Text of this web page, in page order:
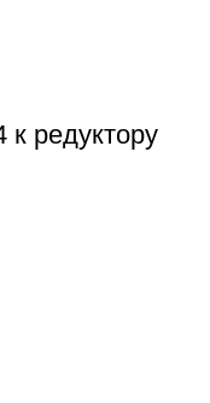
редуктору